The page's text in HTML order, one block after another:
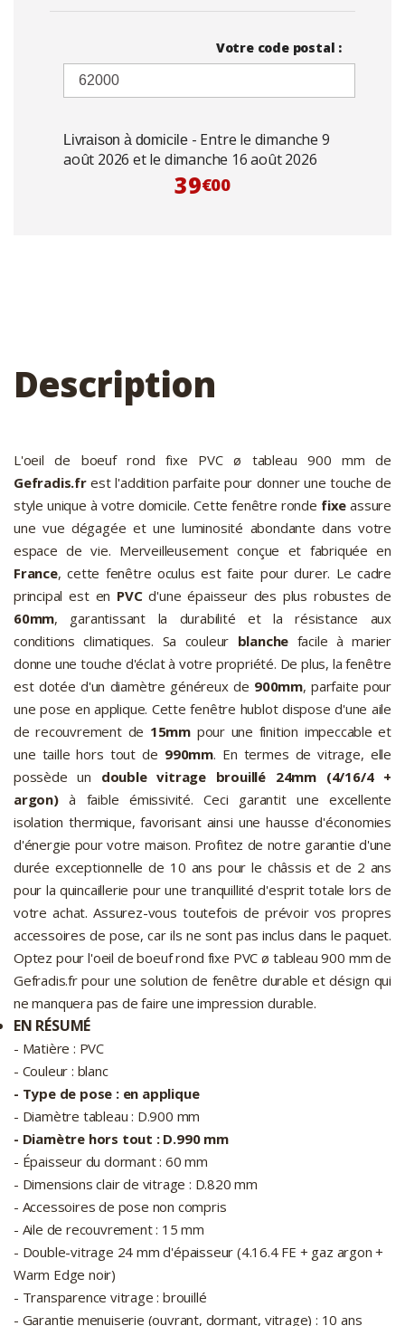
Votre code postal :
Livraison à domicile - Entre le dimanche 9
août 2026 et le dimanche 16 août 2026
39€00
Description
L'oeil de boeuf rond fixe PVC ø tableau 900 mm de
Gefradis.frest l'addition parfaite pour donner une touche de
style unique à votre domicile. Cette fenêtre ronde fixe assure
une vue dégagée et une luminosité abondante dans votre
espace de vie. Merveilleusement conçue et fabriquée en
France, cette fenêtre oculus est faite pour durer. Le cadre
principal est en PVCd'une épaisseur des plus robustes de
60mm, garantissant la durabilité et la résistance aux
conditions climatiques. Sa couleur blanche facile à marier
donne une touche d'éclat à votre propriété. De plus, la fenêtre
est dotée d'un diamètre généreux de 900mm, parfaite pour
une pose en applique. Cette fenêtre hublot dispose d'une aile
de recouvrement de 15mm pour une finition impeccable et
une taille hors tout de 990mm. En termes de vitrage, elle
possède un double vitrage brouillé 24mm (4/16/4 +
argon)à faible émissivité. Ceci garantit une excellente
isolation thermique, favorisant ainsi une hausse d'économies
d'énergie pour votre maison. Profitez de notre garantie d'une
durée exceptionnelle de 10 ans pour le châssis et de 2 ans
pour la quincaillerie pour une tranquillité d'esprit totale lors de
votre achat. Assurez-vous toutefois de prévoir vos propres
accessoires de pose, car ils ne sont pas inclus dans le paquet.
Optez pour l'oeil de boeuf rond fixe PVC ø tableau 900 mm de
Gefradis.fr pour une solution de fenêtre durable et désign qui
ne manquera pas de faire une impression durable.
EN RÉSUMÉ
- Matière : PVC
- Couleur : blanc
- Type de pose : en applique
- Diamètre tableau : D.900 mm
- Diamètre hors tout : D.990 mm
- Épaisseur du dormant : 60 mm
- Dimensions clair de vitrage : D.820 mm
- Accessoires de pose non compris
- Aile de recouvrement : 15 mm
- Double-vitrage 24 mm d'épaisseur (4.16.4 FE + gaz argon +
Warm Edge noir)
- Transparence vitrage : brouillé
- Garantie menuiserie (ouvrant, dormant, vitrage) : 10 ans